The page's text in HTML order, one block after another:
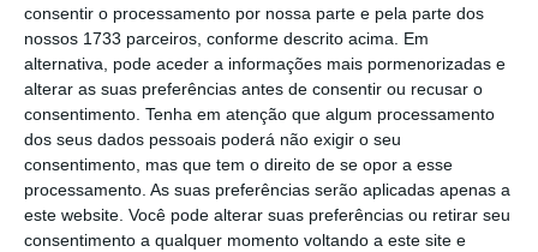
consentir o processamento por nossa parte e pela parte dos
nossos 1733 parceiros, conforme descrito acima. Em
alternativa, pode aceder a informações mais pormenorizadas e
alterar as suas preferências antes de consentir ou recusar o
consentimento. Tenha em atenção que algum processamento
dos seus dados pessoais poderá não exigir o seu
consentimento, mas que tem o direito de se opor a esse
processamento. As suas preferências serão aplicadas apenas a
este website. Você pode alterar suas preferências ou retirar seu
consentimento a qualquer momento voltando a este site e
política da SIC, Cristina Figueiredo, ao
Expresso .
ATVI, até agora, só avançou com a data para
o debate de Lisboa, ainda queo frente-a-
frente entre Fernando Medina (PS) e Carlos
Moedas (PSD) já tenha provocado polémica.Ao